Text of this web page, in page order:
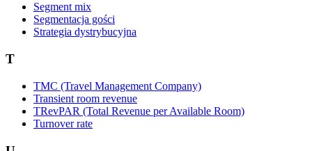
Segment mix
Segmentacja gości
Strategia dystrybucyjna
T
TMC (Travel Management Company)
Transient room revenue
TRevPAR (Total Revenue per Available Room)
Turnover rate